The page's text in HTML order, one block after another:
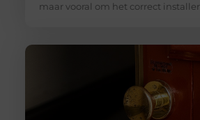
maar vooral om het correct